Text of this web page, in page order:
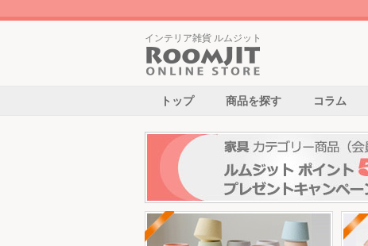
インテリア雑貨 ルムジット
トップ 商品を探す コラム